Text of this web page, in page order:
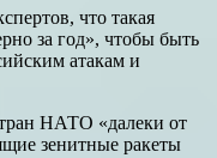
что такая
за год», чтобы быть
атакам и
НАТО «далеки от
зенитные ракеты